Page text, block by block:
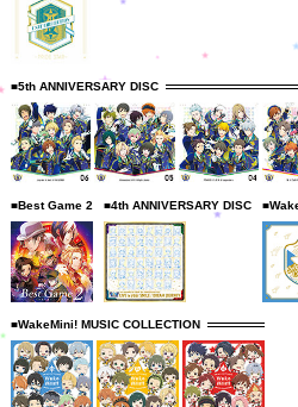
■5th ANNIVERSARY DISC
■Best Game 2 ■4th ANNIVERSARY DISC
■WakeMini! MUSIC COLLECTION